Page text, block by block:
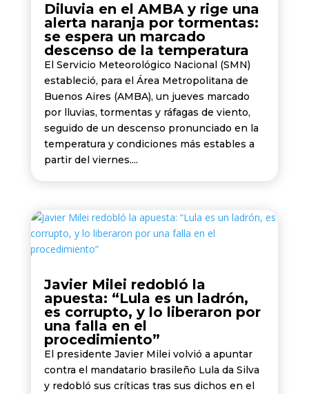
Diluvia en el AMBA y rige una
alerta naranja por tormentas:
se espera un marcado
descenso de la temperatura
El Servicio Meteorológico Nacional (SMN)
estableció, para el Área Metropolitana de
Buenos Aires (AMBA), un jueves marcado
por lluvias, tormentas y ráfagas de viento,
seguido de un descenso pronunciado en la
temperatura y condiciones más estables a
partir del viernes....
Javier Milei redobló la
apuesta: “Lula es un ladrón,
es corrupto, y lo liberaron por
una falla en el
procedimiento”
El presidente Javier Milei volvió a apuntar
contra el mandatario brasileño Lula da Silva
y redobló sus críticas tras sus dichos en el